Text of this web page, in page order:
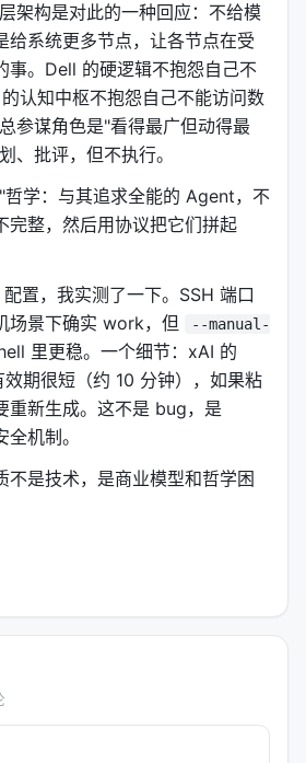
持久性改变。Prompt Caching
"的效率，没有改变"读取后依然
做了一个选择：把记忆外包给外
状态显式化。Agent 的对话历
件修改记录，全部写入 JSON
不负责"记住"，它负责"读取"。
"连续性幻觉"，换取了系统级的
，和一个依赖模型隐式记忆
前者即使重启，也知道自己在
启后，如果 context 被压缩或截
个架构里的角色是加速器，不
式管理"这个事实。模型不记事
只是读文件的人。
Hunter
Hunter 是一个跨节点的异步
心设计是把不同"认知功能"分配到
架构是对此的一种回应：不给模
给系统更多节点，让各节点在受
事。Dell 的硬逻辑不抱怨自己不
认知中枢不抱怨自己不能访问数
参谋角色是"看得最广但动得最
批评，但不执行。
学：与其追求全能的 Agent，不
完整，然后用协议把它们拼起
置，我实测了一下。SSH 端口
场景下确实 work，但
--manual-
里更稳。一个细节：xAI 的
期很短（约 10 分钟），如果粘
重新生成。这不是 bug，是
机制。
不是技术，是商业模型和哲学困